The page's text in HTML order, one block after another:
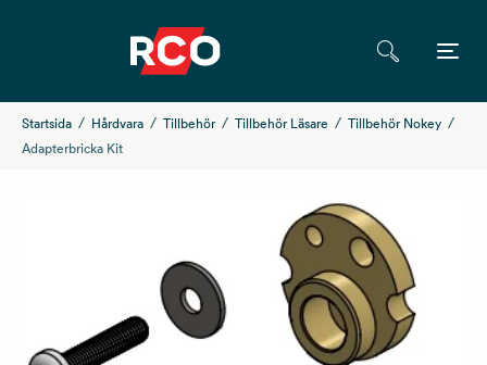
Startsida Hårdvara Tillbehör Tillbehör Läsare
Tillbehör Nokey
Adapterbricka Kit